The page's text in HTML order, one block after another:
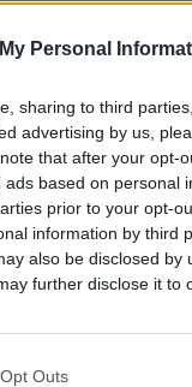
Personal
sharing to third
advertising by us,
that after your opt-
based on personal
prior to your opt-
information by third
also be disclosed by
further disclose it to
Outs